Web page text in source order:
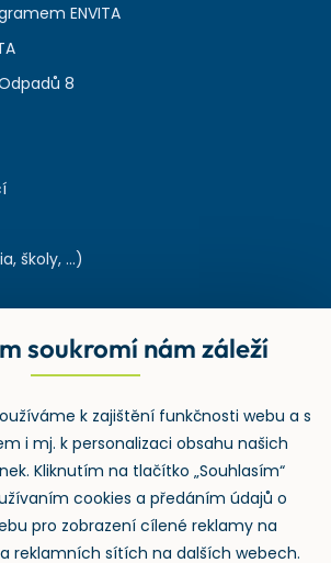
ENVITA
8
školy, ...)
zkratek v odpadech
soukromí nám záleží
k zajištění funkčnosti webu a s
i mj. k personalizaci obsahu našich
Kliknutím na tlačítko „Souhlasím“
cookies a předáním údajů o
pro zobrazení cílené reklamy na
reklamních sítích na dalších webech.